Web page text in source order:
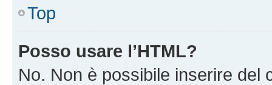
Top
Posso usare l’HTML?
No. Non è possibile inserire del